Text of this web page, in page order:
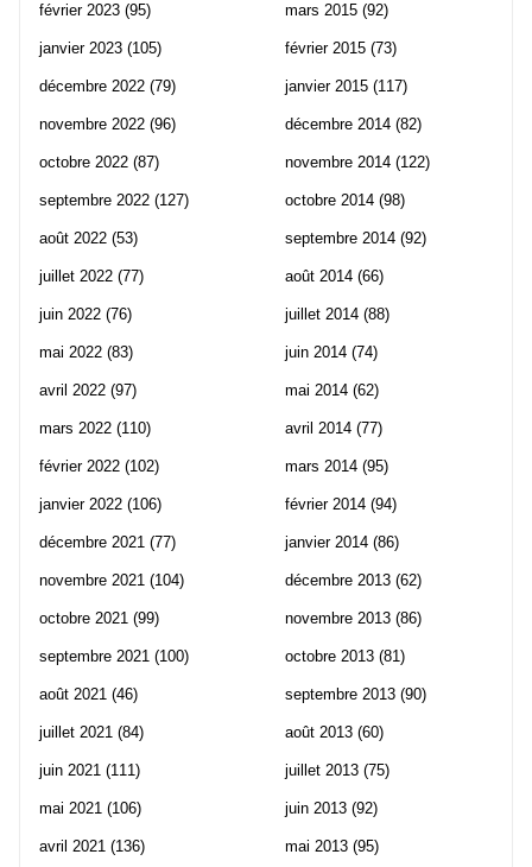
février 2023 (95)
janvier 2023 (105)
décembre 2022 (79)
novembre 2022 (96)
octobre 2022 (87)
septembre 2022 (127)
août 2022 (53)
juillet 2022 (77)
juin 2022 (76)
mai 2022 (83)
avril 2022 (97)
mars 2022 (110)
février 2022 (102)
janvier 2022 (106)
décembre 2021 (77)
novembre 2021 (104)
octobre 2021 (99)
septembre 2021 (100)
août 2021 (46)
juillet 2021 (84)
juin 2021 (111)
mai 2021 (106)
avril 2021 (136)
mars 2015 (92)
février 2015 (73)
janvier 2015 (117)
décembre 2014 (82)
novembre 2014 (122)
octobre 2014 (98)
septembre 2014 (92)
août 2014 (66)
juillet 2014 (88)
juin 2014 (74)
mai 2014 (62)
avril 2014 (77)
mars 2014 (95)
février 2014 (94)
janvier 2014 (86)
décembre 2013 (62)
novembre 2013 (86)
octobre 2013 (81)
septembre 2013 (90)
août 2013 (60)
juillet 2013 (75)
juin 2013 (92)
mai 2013 (95)